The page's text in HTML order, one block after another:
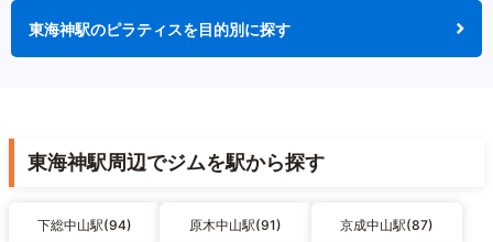
東海神駅のピラティスを目的別に探す
東海神駅周辺でジムを駅から探す
下総中山駅(94) 原木中山駅(91) 京成中山駅(87)